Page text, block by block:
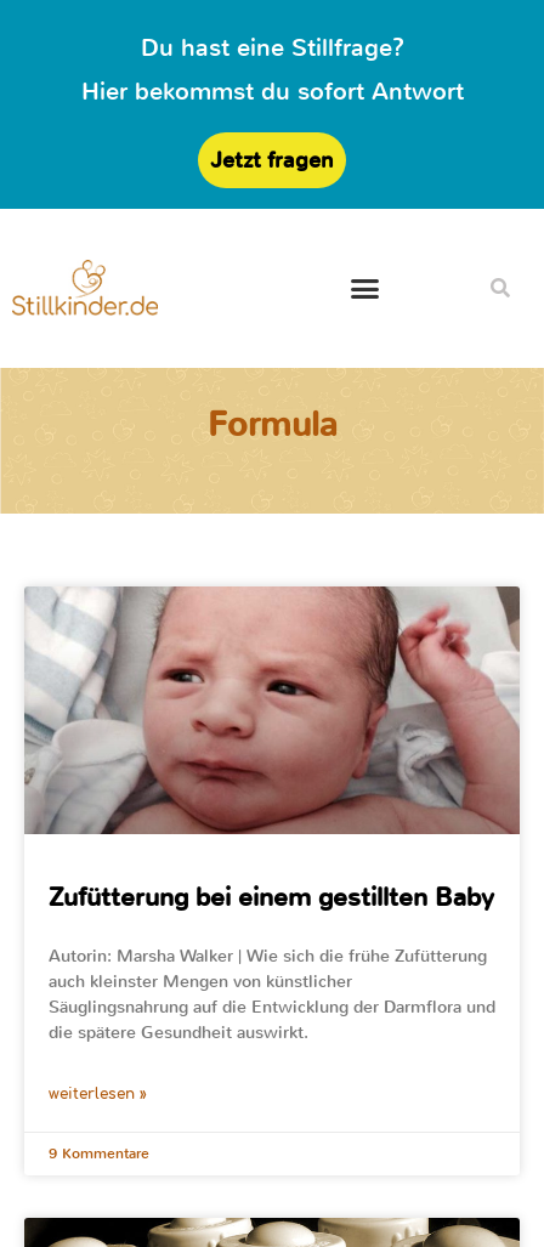
Du hast eine Stillfrage?
Hier bekommst du sofort Antwort
Jetzt fragen
Formula
Zufütterung bei einem gestillten Baby
Autorin: Marsha Walker | Wie sich die frühe Zufütterung
auch kleinster Mengen von künstlicher
Säuglingsnahrung auf die Entwicklung der Darmflora und
die spätere Gesundheit auswirkt.
weiterlesen »
9 Kommentare